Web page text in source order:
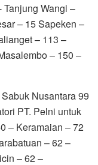
Wangi –
– 15 Sapeken –
– 113 –
– 150 –
Nusantara 99
PT. Pelni untuk
– Keramaian – 72
– 62 –
– 62 –